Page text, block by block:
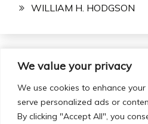
We value your privacy
We use cookies to enhance your
serve personalized ads or
By clicking "Accept All", you
WILLIAM H. HODGSON